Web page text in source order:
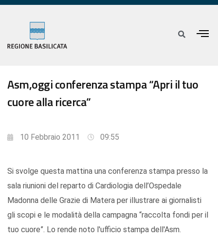
Asm,oggi conferenza stampa “Apri il tuo
cuore alla ricerca”
10 Febbraio 2011 09:55
Si svolge questa mattina una conferenza stampa presso la
sala riunioni del reparto di Cardiologia dell’Ospedale
Madonna delle Grazie di Matera per illustrare ai giornalisti
gli scopi e le modalità della campagna “raccolta fondi per il
tuo cuore”. Lo rende noto l'ufficio stampa dell'Asm.